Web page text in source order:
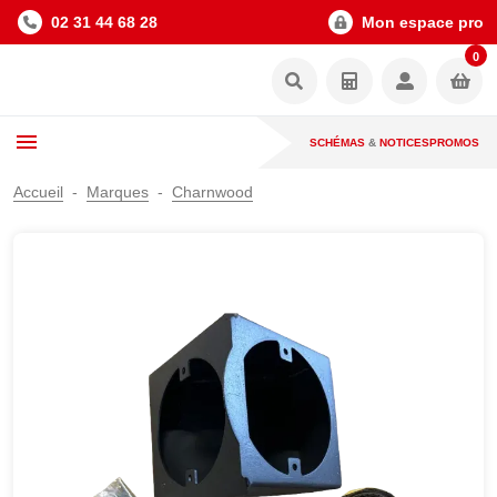
02 31 44 68 28 Mon espace pro
0
SCHÉMAS & NOTICESPROMOS
Accueil Marques Charnwood